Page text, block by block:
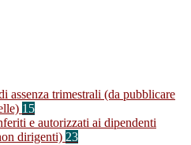
assenza trimestrali (da pubblicare
15
e autorizzati ai dipendenti
dirigenti) 23